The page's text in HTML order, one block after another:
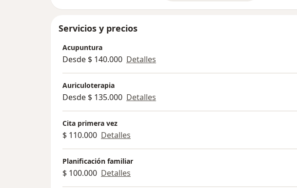
Servicios y precios
Acupuntura
Desde $ 140.000 Detalles
Auriculoterapia
Desde $ 135.000 Detalles
Cita primera vez
$ 110.000 Detalles
Planificación familiar
$ 100.000 Detalles